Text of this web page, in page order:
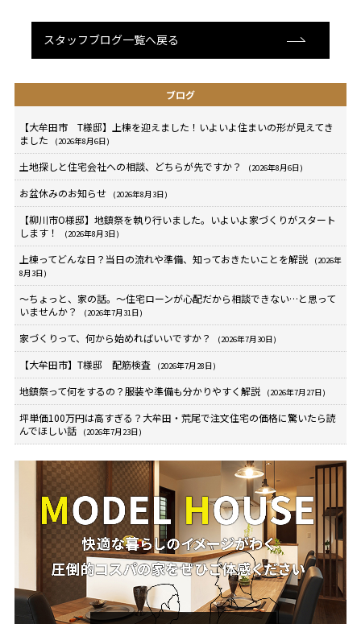
スタッフブログ一覧へ戻る
ブログ
【大牟田市 T様邸】上棟を迎えました！いよいよ住まいの形が見えてき
ました
(2026年8月6日)
土地探しと住宅会社への相談、どちらが先ですか？ (2026年8月6日)
お盆休みのお知らせ (2026年8月3日)
【柳川市O様邸】地鎮祭を執り行いました。いよいよ家づくりがスタート
します！
(2026年8月3日)
上棟ってどんな日？当日の流れや準備、知っておきたいことを解説
(2026年
8月3日)
～ちょっと、家の話。～住宅ローンが心配だから相談できない…と思って
いませんか？
(2026年7月31日)
家づくりって、何から始めればいいですか？ (2026年7月30日)
【大牟田市】T様邸 配筋検査 (2026年7月28日)
地鎮祭って何をするの？服装や準備も分かりやすく解説 (2026年7月27日)
坪単価100万円は高すぎる？大牟田・荒尾で注文住宅の価格に驚いたら読
んでほしい話
(2026年7月23日)